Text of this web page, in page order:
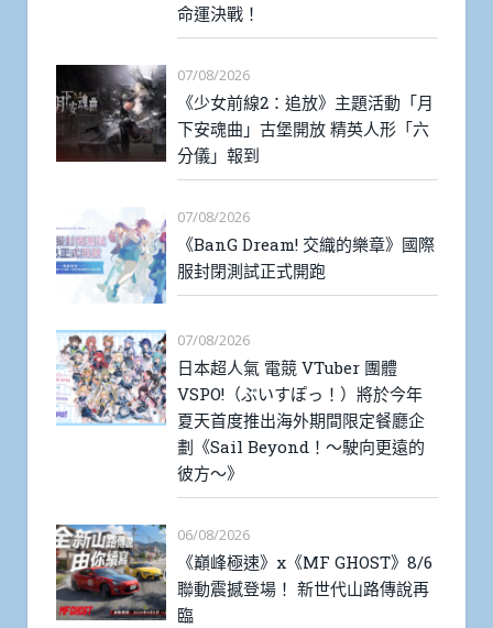
命運決戰！
07/08/2026
《少女前線2：追放》主題活動「月
下安魂曲」古堡開放 精英人形「六
分儀」報到
07/08/2026
《BanG Dream! 交織的樂章》國際
服封閉測試正式開跑
07/08/2026
日本超人氣 電競 VTuber 團體
VSPO!（ぶいすぽっ！）將於今年
夏天首度推出海外期間限定餐廳企
劃《Sail Beyond！～駛向更遠的
彼方～》
06/08/2026
《巔峰極速》x《MF GHOST》8/6
聯動震撼登場！ 新世代山路傳說再
臨